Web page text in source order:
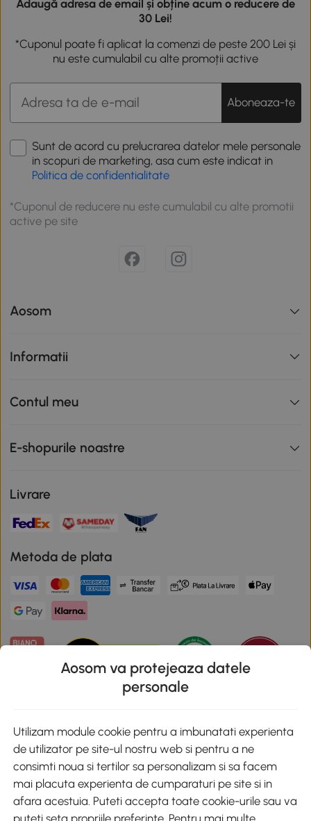
Adaugă adresa de email și obține acum o reducere de
30 Lei!
*Cuponul poate fi aplicat la comenzi de peste 200 Lei și
nu este cumulabil cu alte promoții active
Aboneaza-te
Sunt de acord cu prelucrarea datelor mele personale
in scopuri de marketing, asa cum este indicat in
Politica de confidentialitate
*Cuponul de reducere nu este cumulabil cu alte promotii
active pe site
Aosom
Informatii
Contul meu
E-shopurile noastre
Livrare
Metoda de plata
Descarca aplicatia Aosom
Google Play
Aosom va protejeaza datele
personale
Utilizam module cookie pentru a imbunatati experienta
de utilizator pe site-ul nostru web si pentru a ne
consimti noua si tertilor sa personalizam si sa facem
mai placuta experienta de cumparaturi pe site si in
afara acestuia. Puteti accepta toate cookie-urile sau va